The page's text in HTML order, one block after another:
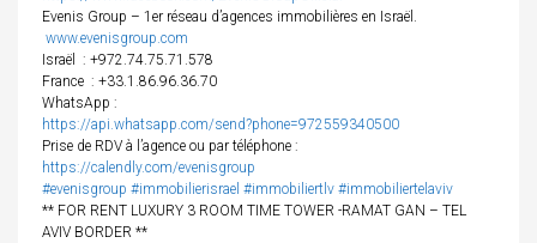
Evenis Group – 1er réseau d’agences immobilières en Israël.
www.evenisgroup.com
Israël
: +972.74.75.71.578
France : +33.1.86.96.36.70
WhatsApp :
https://api.whatsapp.com/send?phone=972559340500
Prise de RDV à l’agence ou par téléphone :
https://calendly.com/evenisgroup
#evenisgroup #immobilierisrael #immobiliertlv #immobiliertelaviv
** FOR RENT LUXURY 3 ROOM TIME TOWER -RAMAT GAN – TEL
AVIV BORDER **